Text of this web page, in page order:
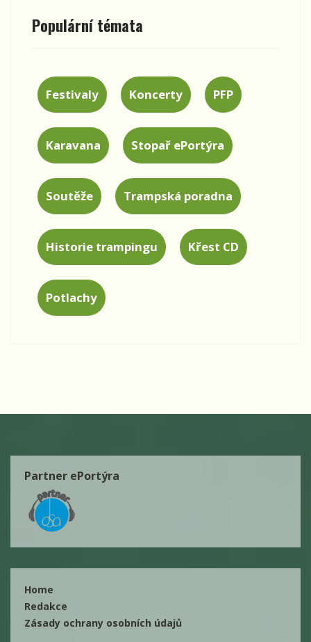
Populární témata
Festivaly Koncerty PFP
Karavana Stopař ePortýra
Soutěže Trampská poradna
Historie trampingu Křest CD
Potlachy
Partner ePortýra
Home
Redakce
Zásady ochrany osobních údajů